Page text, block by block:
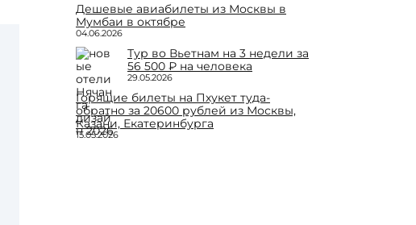
Дешевые авиабилеты из Москвы в
Мумбаи в октябре
04.06.2026
Тур во Вьетнам на 3 недели за
56 500 ₽ на человека
29.05.2026
Горящие билеты на Пхукет туда-
обратно за 20600 рублей из Москвы,
Казани, Екатеринбурга
15.05.2026